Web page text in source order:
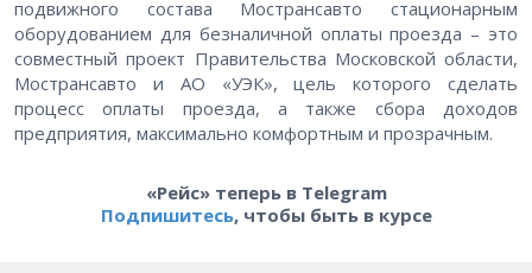
подвижного состава Мострансавто стационарным
оборудованием для безналичной оплаты проезда – это
совместный проект Правительства Московской области,
Мострансавто и АО «УЭК», цель которого сделать
процесс оплаты проезда, а также сбора доходов
предприятия, максимально комфортным и прозрачным.
«Рейс» теперь в Telegram
Подпишитесь, чтобы быть в курсе